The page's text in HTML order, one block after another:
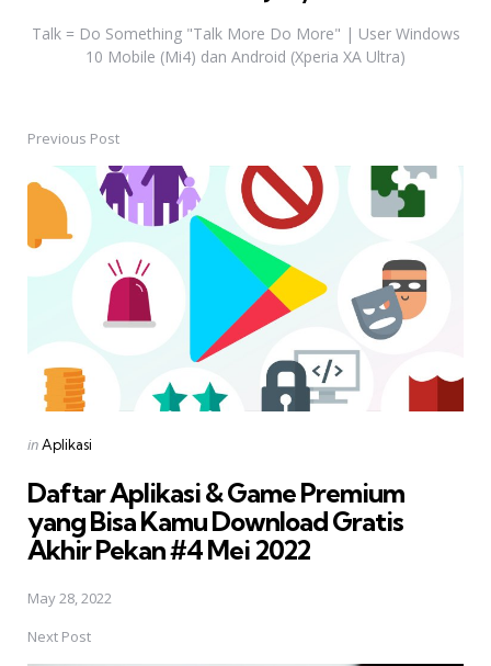
Talk = Do Something "Talk More Do More" | User Windows
10 Mobile (Mi4) dan Android (Xperia XA Ultra)
Post
navigation
Previous Post
Posted
inAplikasi
Daftar Aplikasi & Game Premium
yang Bisa Kamu Download Gratis 
Akhir Pekan #4 Mei 2022
May 28, 2022
Next Post